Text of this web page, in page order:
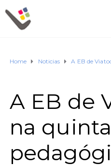
Home Noticias A EB de
A EB de
na quinta